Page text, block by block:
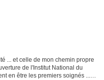
... et celle de mon chemin propre
de l'Institut National du
en être les premiers soignés ...